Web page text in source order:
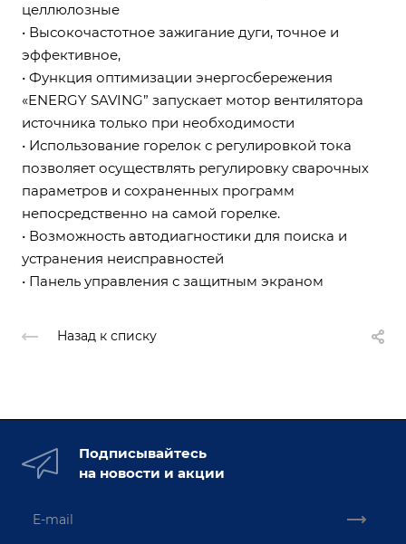
целлюлозные
• Высокочастотное зажигание дуги, точное и
эффективное,
• Функция оптимизации энергосбережения
«ENERGY SAVING” запускает мотор вентилятора
источника только при необходимости
• Использование горелок с регулировкой тока
позволяет осуществлять регулировку сварочных
параметров и сохраненных программ
непосредственно на самой горелке.
• Возможность автодиагностики для поиска и
устранения неисправностей
• Панель управления с защитным экраном
Назад к списку
Подписывайтесь
на новости и акции